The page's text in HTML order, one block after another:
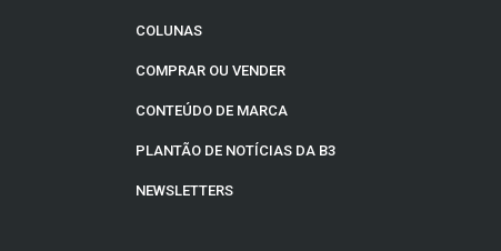
COLUNAS
COMPRAR OU VENDER
CONTEÚDO DE MARCA
PLANTÃO DE NOTÍCIAS DA B3
NEWSLETTERS